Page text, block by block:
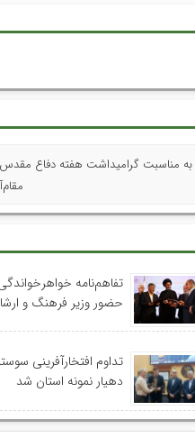
مناسبت گرامیداشت هفته دفاع مقدس:
تفاهم‌نامه
حضور وزیر فرهنگ و
تداوم افتخارآفرینی
دهیار نمونه استان شد